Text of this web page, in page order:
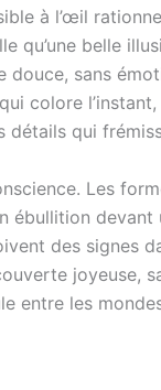
à l’œil
qu’une belle
douce, sans
colore
détails qui
Les
ébullition devant
des signes
joyeuse,
entre les